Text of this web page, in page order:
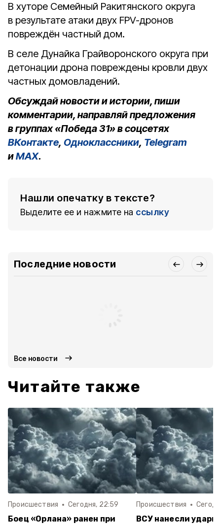
В хуторе Семейный Ракитянского округа
в результате атаки двух FPV-дронов
повреждён частный дом.
В селе Дунайка Грайворонского округа при
детонации дрона повреждены кровли двух
частных домовладений.
Обсуждай новости и истории, пиши
комментарии, направляй предложения
в группах «Победа 31» в соцсетях
ВКонтакте, Одноклассники, Telegram
иMAX.
Нашли опечатку в тексте?
Выделите ее и нажмите на ссылку
Последние новости
Все новости
Читайте также
Происшествия Сегодня, 22:59
Боец «Орлана» ранен при
Происшествия
ВСУ нанесли удары